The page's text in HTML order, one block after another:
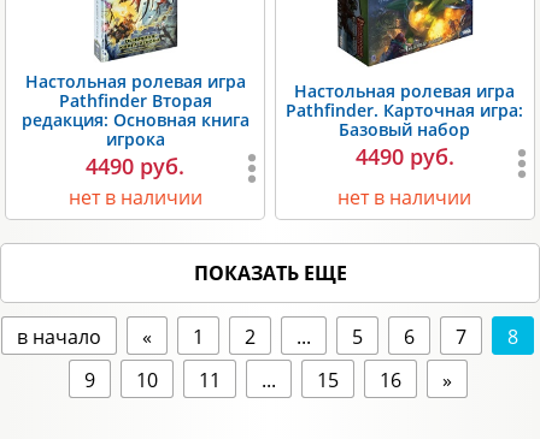
Настольная ролевая игра
Pathfinder Вторая
редакция: Основная книга
игрока
4490 руб.
нет в наличии
Настольная ролевая игра
Pathfinder. Карточная игра:
Базовый набор
4490 руб.
нет в наличии
ПОКАЗАТЬ ЕЩЕ
в начало « 1 2 ... 5 6 7
8
9
10 11 ... 15 16 »